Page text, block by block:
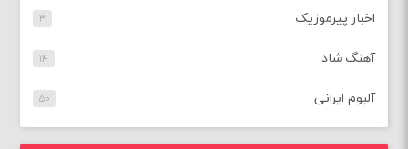
اخبار پیرموزیک ۳
آهنگ شاد ۱۴
آلبوم ایرانی ۵۰